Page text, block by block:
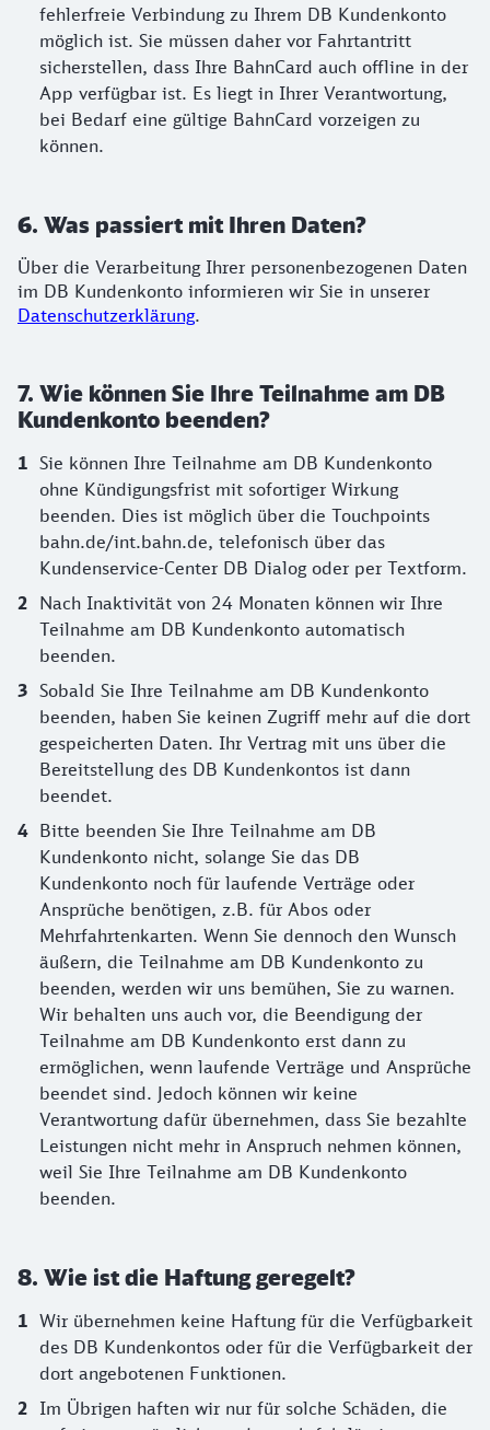
fehlerfreie Verbindung zu Ihrem DB Kundenkonto
möglich ist. Sie müssen daher vor Fahrtantritt
sicherstellen, dass Ihre BahnCard auch offline in der
App verfügbar ist. Es liegt in Ihrer Verantwortung,
bei Bedarf eine gültige BahnCard vorzeigen zu
können.
6. Was passiert mit Ihren Daten?
Über die Verarbeitung Ihrer personenbezogenen Daten
im DB Kundenkonto informieren wir Sie in unserer
Datenschutzerklärung.
7. Wie können Sie Ihre Teilnahme am DB
Kundenkonto beenden?
Sie können Ihre Teilnahme am DB Kundenkonto
ohne Kündigungsfrist mit sofortiger Wirkung
beenden. Dies ist möglich über die Touchpoints
bahn.de/int.bahn.de, telefonisch über das
Kundenservice-Center DB Dialog oder per Textform.
Nach Inaktivität von 24 Monaten können wir Ihre
Teilnahme am DB Kundenkonto automatisch
beenden.
Sobald Sie Ihre Teilnahme am DB Kundenkonto
beenden, haben Sie keinen Zugriff mehr auf die dort
gespeicherten Daten. Ihr Vertrag mit uns über die
Bereitstellung des DB Kundenkontos ist dann
beendet.
Bitte beenden Sie Ihre Teilnahme am DB
Kundenkonto nicht, solange Sie das DB
Kundenkonto noch für laufende Verträge oder
Ansprüche benötigen, z.B. für Abos oder
Mehrfahrtenkarten. Wenn Sie dennoch den Wunsch
äußern, die Teilnahme am DB Kundenkonto zu
beenden, werden wir uns bemühen, Sie zu warnen.
Wir behalten uns auch vor, die Beendigung der
Teilnahme am DB Kundenkonto erst dann zu
ermöglichen, wenn laufende Verträge und Ansprüche
beendet sind. Jedoch können wir keine
Verantwortung dafür übernehmen, dass Sie bezahlte
Leistungen nicht mehr in Anspruch nehmen können,
weil Sie Ihre Teilnahme am DB Kundenkonto
beenden.
8. Wie ist die Haftung geregelt?
Wir übernehmen keine Haftung für die Verfügbarkeit
des DB Kundenkontos oder für die Verfügbarkeit der
dort angebotenen Funktionen.
Im Übrigen haften wir nur für solche Schäden, die